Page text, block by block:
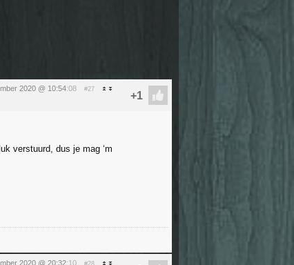
2020 @ 10:54:08 #27
verstuurd, dus je mag ‘m
2020 @ 20:32:10 #28